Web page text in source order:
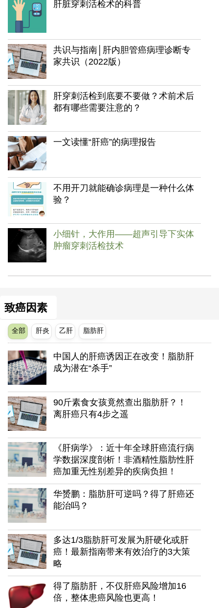
肝脏穿刺活检术的科普
共识与指南│肝内胆管癌病理诊断专
家共识（2022版）
肝穿刺活检到底要不要做？术前术后
都有哪些需要注意的？
一文读懂“肝癌”的病理报告
不用开刀就能确诊病理是一种什么体
验？
小细针，大作用——超声引导下实体
肿瘤穿刺活检技术
致癌因素
全部 肝炎 乙肝 脂肪肝
中国人的肝癌诱因正在改变！脂肪肝
成为潜在“杀手”
90斤素食女孩竟然查出脂肪肝？！
离肝癌只有4步之遥
《肝病学》：近十年全球肝癌流行病
学数据深度剖析！非酒精性脂肪性肝
癌加重无性别差异的疾病负担！
华赟鹏：脂肪肝可逆吗？得了肝癌还
能治吗？
多达1/3脂肪肝可发展为肝硬化或肝
癌！最新指南带来有效治疗的3大策
略
得了脂肪肝，不仅肝癌风险增加16
倍，整体患癌风险也更高！